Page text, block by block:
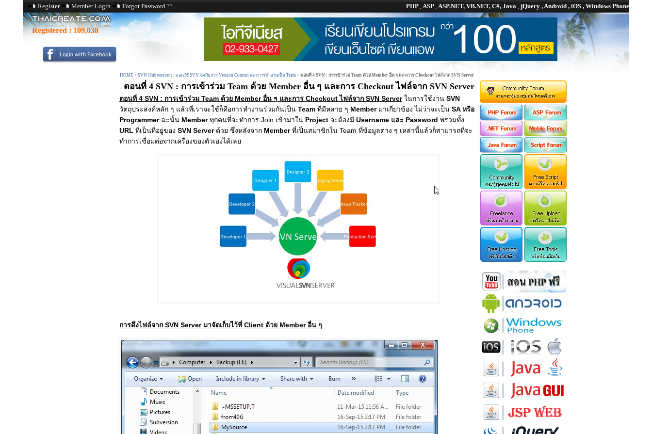
Register Member Login Forgot Password ?? PHP, ASP, ASP.NET, VB.NET, C#, Java , jQuery , Android , iOS , Windows Phone
Registered : 109,038
HOME > SVN (Subversion) : สอนใช้ SVN จัดกับการ Version Control และการทำงานเป็น Team > ตอนที่ 4 SVN : การเข้าร่วม Team ด้วย Member อื่น ๆ และการ Checkout ไฟล์จาก SVN Server
ตอนที่ 4 SVN : การเข้าร่วม Team ด้วย Member อื่น ๆ และการ Checkout ไฟล์จาก SVN Server
ตอนที่ 4 SVN : การเข้าร่วม Team ด้วย Member อื่น ๆ และการ Checkout ไฟล์จาก SVN Serverในการใช้งาน SVN
วัตถุประสงค์หลัก ๆ แล้วที่เราจะใช้ก็คือการทำงานร่วมกันเป็น Team ที่มีหลาย ๆ Memberมาเกี่ยวข้อง ไม่ว่าจะเป็น SA หรือ
Programmer ฉะนั้น Memberทุกคนที่จะทำการ Join เข้ามาใน Project จะต้องมี Username และ Password พรวมทั้ง
URL ที่เป็นที่อยู่ของ SVN Serverด้วย ซึ่งหลังจาก Memberที่เป็นสมาชิกใน Team ที่ข้อมูลต่าง ๆ เหล่านี้แล้วก็สามารถที่จะ
ทำการเชื่อมต่อจากเครื่องของตัวเองได้เลย
การดึงไฟล์จาก SVN Server มาจัดเก็บไว้ที่ Client ด้วย Member อื่น ๆ